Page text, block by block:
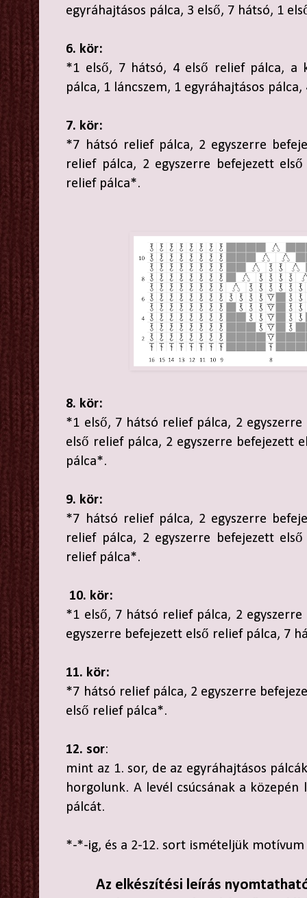
egyráhajtásos pálca, 3 első, 7 hátsó, 1
6. kör:
*1 első, 7 hátsó, 4 első relief pálca, a
pálca, 1 láncszem, 1 egyráhajtásos
7. kör:
*7 hátsó relief pálca, 2 egyszerre
relief pálca, 2 egyszerre befejezett
relief pálca*.
8. kör:
*1 első, 7 hátsó relief pálca, 2
első relief pálca, 2 egyszerre befejezett
pálca*.
9. kör:
*7 hátsó relief pálca, 2 egyszerre
relief pálca, 2 egyszerre befejezett
relief pálca*.
10. kör:
*1 első, 7 hátsó relief pálca, 2
egyszerre befejezett első relief pálca, 7
11. kör:
*7 hátsó relief pálca, 2 egyszerre
első relief pálca*.
12. sor:
mint az 1. sor, de az egyráhajtásos
horgolunk. A levél csúcsának a
pálcát.
*-*-ig, és a 2-12. sort ismételjük motívum
Az elkészítési leírás